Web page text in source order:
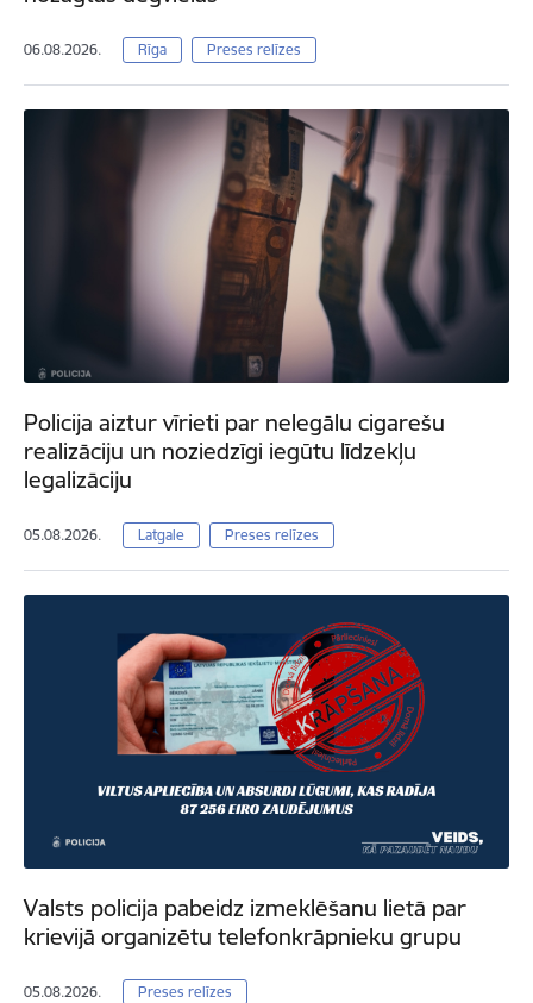
06.08.2026. Rīga Preses relīzes
Policija aiztur vīrieti par nelegālu cigarešu
realizāciju un noziedzīgi iegūtu līdzekļu
legalizāciju
05.08.2026. Latgale Preses relīzes
Valsts policija pabeidz izmeklēšanu lietā par
krievijā organizētu telefonkrāpnieku grupu
05.08.2026. Preses relīzes